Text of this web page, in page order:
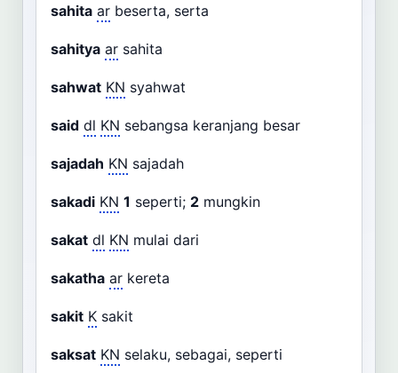
sahita ar beserta, serta
sahitya ar sahita
sahwat KN syahwat
said dl KN sebangsa keranjang besar
sajadah KN sajadah
sakadi KN 1 seperti; 2 mungkin
sakat dl KN mulai dari
sakatha ar kereta
sakit K sakit
saksat KN selaku, sebagai, seperti